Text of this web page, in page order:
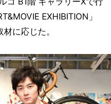
EXHIBITION」
に応じた。